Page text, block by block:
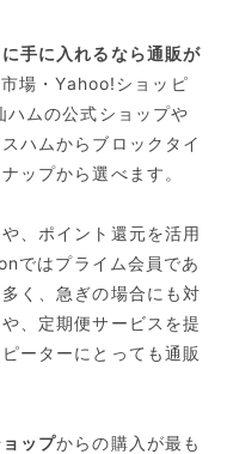
手に入れるなら通販が
場・Yahoo!ショッピ
ハムの公式ショップや
ハムからブロックタイ
ップから選べます。
、ポイント還元を活用
ではプライム会員であ
く、急ぎの場合にも対
、定期便サービスを提
ーターにとっても通販
ップからの購入が最も